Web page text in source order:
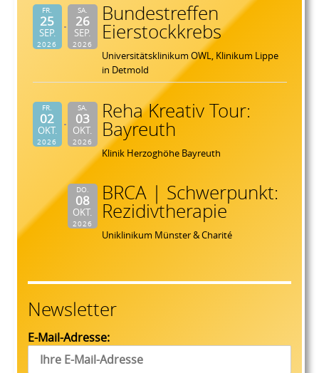
FR.
25
SEP.
2026
SA.
26
SEP.
2026
Bundestreffen
Eierstockkrebs
Universitätsklinikum OWL, Klinikum Lippe
in Detmold
FR.
02
OKT.
2026
SA.
03
OKT.
2026
Reha Kreativ Tour:
Bayreuth
Klinik Herzoghöhe Bayreuth
DO.
08
OKT.
2026
BRCA | Schwerpunkt:
Rezidivtherapie
Uniklinikum Münster & Charité
Newsletter
E-Mail-Adresse: